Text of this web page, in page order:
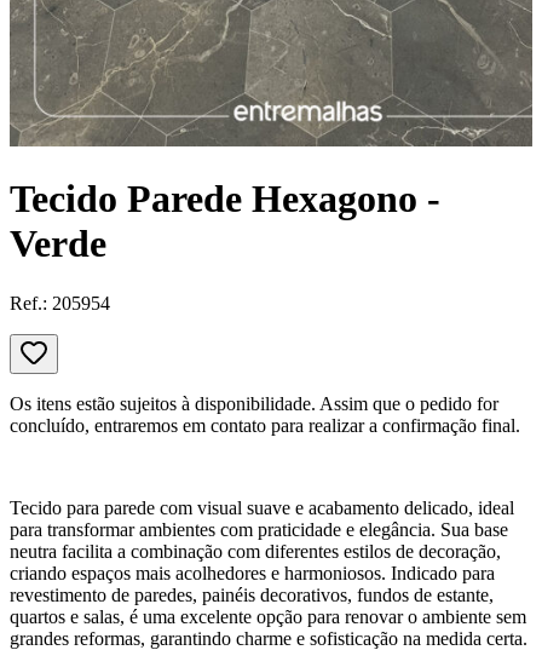
Tecido Parede Hexagono -
Verde
Ref.: 205954
Os itens estão sujeitos à disponibilidade. Assim que o pedido for
concluído, entraremos em contato para realizar a confirmação final.
Tecido para parede com visual suave e acabamento delicado, ideal
para transformar ambientes com praticidade e elegância. Sua base
neutra facilita a combinação com diferentes estilos de decoração,
criando espaços mais acolhedores e harmoniosos. Indicado para
revestimento de paredes, painéis decorativos, fundos de estante,
quartos e salas, é uma excelente opção para renovar o ambiente sem
grandes reformas, garantindo charme e sofisticação na medida certa.